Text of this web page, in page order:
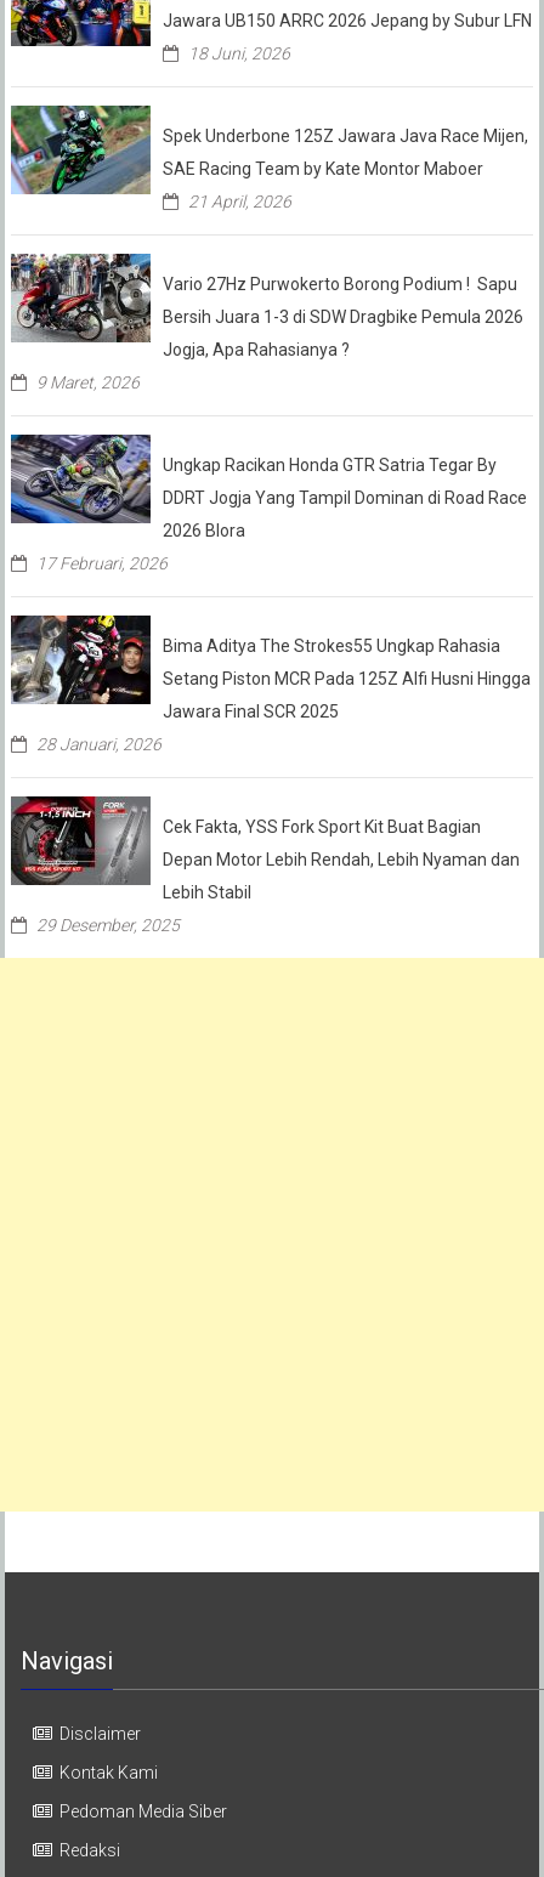
Jawara UB150 ARRC 2026 Jepang by Subur LFN
18 Juni, 2026
Spek Underbone 125Z Jawara Java Race Mijen,
SAE Racing Team by Kate Montor Maboer
21 April, 2026
Vario 27Hz Purwokerto Borong Podium ! Sapu
Bersih Juara 1-3 di SDW Dragbike Pemula 2026
Jogja, Apa Rahasianya ?
9 Maret, 2026
Ungkap Racikan Honda GTR Satria Tegar By
DDRT Jogja Yang Tampil Dominan di Road Race
2026 Blora
17 Februari, 2026
Bima Aditya The Strokes55 Ungkap Rahasia
Setang Piston MCR Pada 125Z Alfi Husni Hingga
Jawara Final SCR 2025
28 Januari, 2026
Cek Fakta, YSS Fork Sport Kit Buat Bagian
Depan Motor Lebih Rendah, Lebih Nyaman dan
Lebih Stabil
29 Desember, 2025
Navigasi
Disclaimer
Kontak Kami
Pedoman Media Siber
Redaksi